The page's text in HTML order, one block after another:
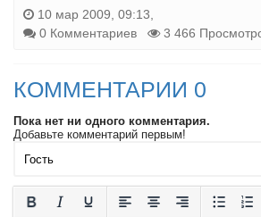
10 мар 2009, 09:13,
0 Комментариев
3 466
КОММЕНТАРИИ 0
Пока нет ни одного комментария.
Добавьте комментарий первым!